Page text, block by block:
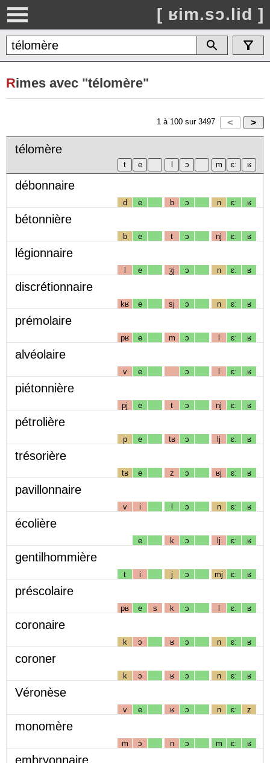
[ ʁim.sɔ.lid ]
Rimes avec "télomère"
1 à 100 sur 3497
télomère
débonnaire
d e b ɔ n ɛː ʁ
bétonnière
b e t ɔ nj ɛː ʁ
légionnaire
l e ʒj ɔ n ɛː ʁ
discrétionnaire
kʁ e sj ɔ n ɛː ʁ
prémolaire
pʁ e m ɔ l ɛː ʁ
alvéolaire
v e ɔ l ɛː ʁ
piétonnière
pj e t ɔ nj ɛː ʁ
pétrolière
p e tʁ ɔ lj ɛː ʁ
trésorière
tʁ e z ɔ ʁj ɛː ʁ
pavillonnaire
v i l ɔ n ɛː ʁ
écolière
e k ɔ lj ɛː ʁ
gentilhommière
t i j ɔ mj ɛː ʁ
préscolaire
pʁ e s k ɔ l ɛː ʁ
coronaire
k ɔ ʁ ɔ n ɛː ʁ
coroner
k ɔ ʁ ɔ n ɛː ʁ
Véronèse
v e ʁ ɔ n ɛː z
monomère
m ɔ n ɔ m ɛː ʁ
embryonnaire